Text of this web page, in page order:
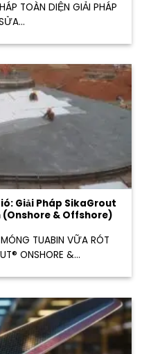
TOÀN DIỆN GIẢI PHÁP
Giải Pháp SikaGrout
(Onshore & Offshore)
TUABIN VỮA RÓT
ONSHORE &...